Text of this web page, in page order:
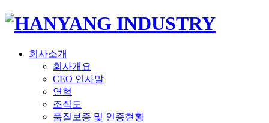
회사소개
회사개요
CEO 인사말
연혁
조직도
품질보증 및 인증현황